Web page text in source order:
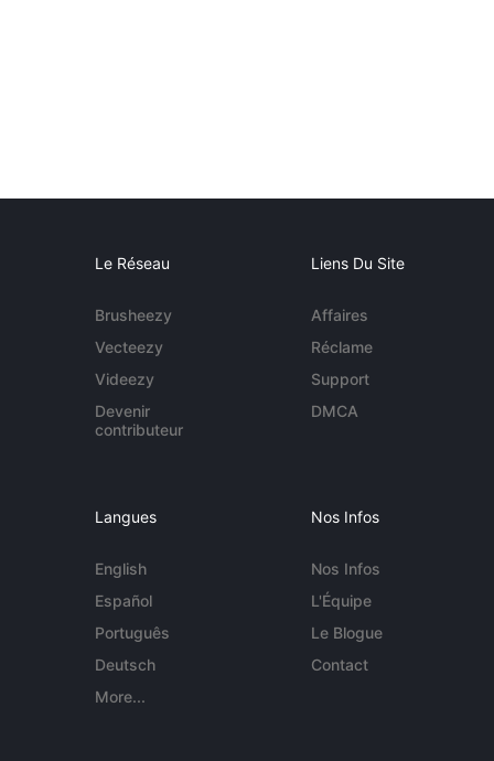
Le Réseau
Brusheezy
Vecteezy
Videezy
Devenir
contributeur
Liens Du Site
Affaires
Réclame
Support
DMCA
Langues
English
Español
Português
Deutsch
More...
Nos Infos
Nos Infos
L'Équipe
Le Blogue
Contact